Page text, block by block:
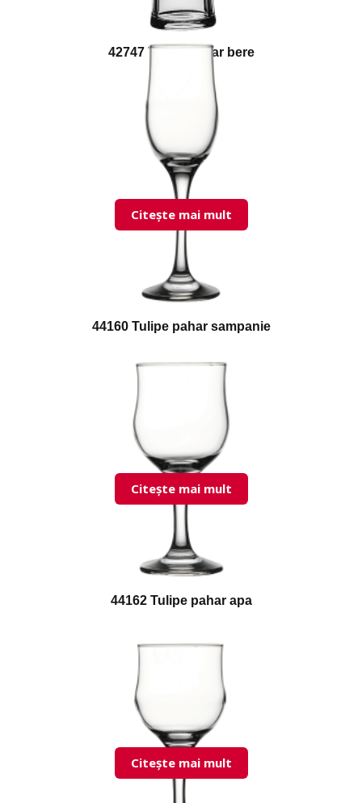
42747 Tulipe pahar bere
44160 Tulipe pahar sampanie
Citește mai mult
44162 Tulipe pahar apa
Citește mai mult
Citește mai mult